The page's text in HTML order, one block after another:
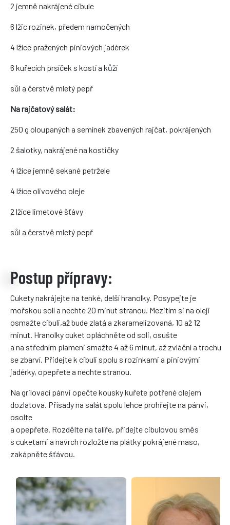
2 jemně nakrájené cibule
6 lžic rozinek, předem namočených
4 lžíce pražených piniových jadérek
6 kuřecích prsíček s kostí a kůží
sůl a čerstvě mletý pepř
Na rajčatový salát:
250 g oloupaných a semínek zbavených rajčat, pokrájených
2 šalotky, nakrájené na kostičky
4 lžíce jemně sekané petržele
4 lžíce olivového oleje
2 lžíce limetové šťávy
sůl a čerstvě mletý pepř
Postup přípravy:
Cukety nakrájejte na tenké, delší hranolky. Posypejte je
mořskou solí a nechte 20 minut stranou. Mezitím si na oleji
osmažte cibuli,až bude zlatá a zkaramelizovaná, 10 až 12
minut. Hranolky cuket opláchněte od soli, osušte
a na středním plameni smažte 4 až 6 minut, až zvláční a trochu
se zbarví. Přidejte k cibuli spolu s rozinkami a piniovými
jadérky, opepřete a nechte stranou.
Na grilovací pánvi opečte kousky kuřete potřené olejem
dozlatova. Přísady na salát spolu lehce prohřejte na pánvi,
osolte
a opepřete. Rozdělte na talíře, přidejte cibulovou směs
s cuketami a navrch rozložte na plátky pokrájené maso,
zakápněte šťávou.